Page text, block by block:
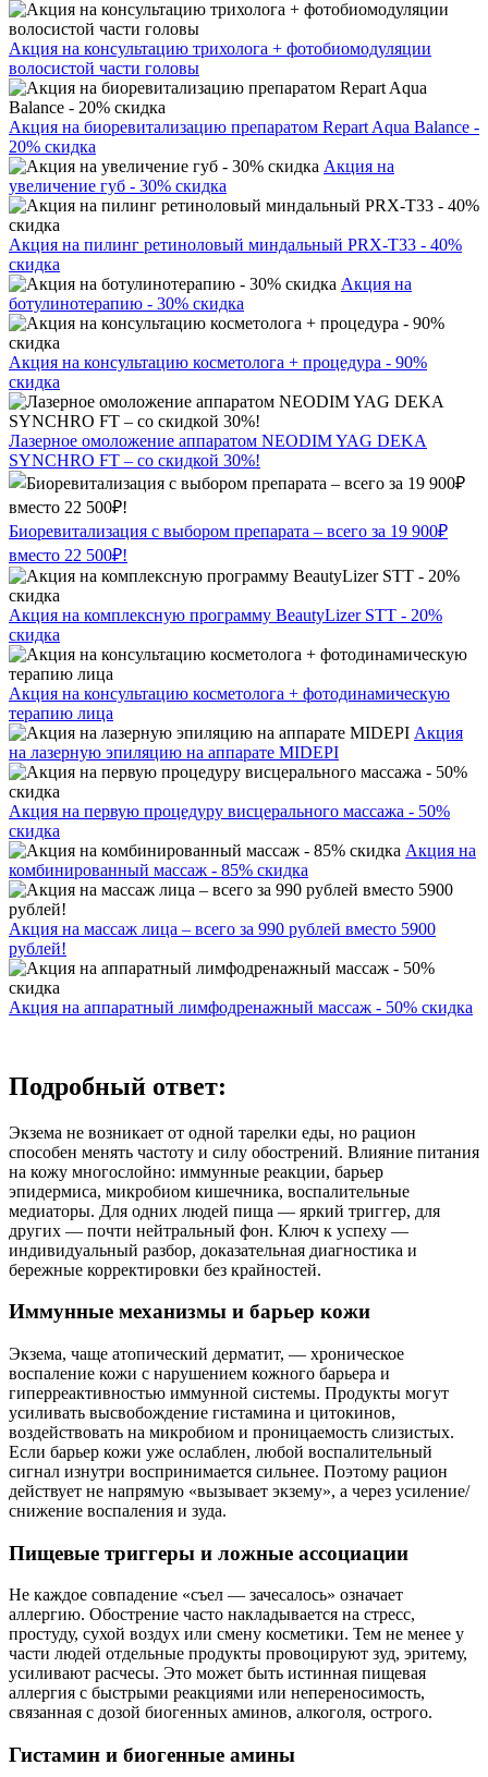
Акция на консультацию трихолога + фотобиомодуляции
волосистой части головы
Акция на биоревитализацию препаратом Repart Aqua Balance -
20% скидка
Акция на
увеличение губ - 30% скидка
Акция на пилинг ретиноловый миндальный PRX-T33 - 40%
скидка
Акция на
ботулинотерапию - 30% скидка
Акция на консультацию косметолога + процедура - 90%
скидка
Лазерное омоложение аппаратом NEODIM YAG DEKA
SYNCHRO FT – со скидкой 30%!
Биоревитализация с выбором препарата – всего за 19 900₽
вместо 22 500₽!
Акция на комплексную программу BeautyLizer STT - 20%
скидка
Акция на консультацию косметолога + фотодинамическую
терапию лица
Акция
на лазерную эпиляцию на аппарате MIDEPI
Акция на первую процедуру висцерального массажа - 50%
скидка
Акция на
комбинированный массаж - 85% скидка
Акция на массаж лица – всего за 990 рублей вместо 5900
рублей!
Акция на аппаратный лимфодренажный массаж - 50% скидка
Подробный ответ:
Экзема не возникает от одной тарелки еды, но рацион
способен менять частоту и силу обострений. Влияние питания
на кожу многослойно: иммунные реакции, барьер
эпидермиса, микробиом кишечника, воспалительные
медиаторы. Для одних людей пища — яркий триггер, для
других — почти нейтральный фон. Ключ к успеху —
индивидуальный разбор, доказательная диагностика и
бережные корректировки без крайностей.
Иммунные механизмы и барьер кожи
Экзема, чаще атопический дерматит, — хроническое
воспаление кожи с нарушением кожного барьера и
гиперреактивностью иммунной системы. Продукты могут
усиливать высвобождение гистамина и цитокинов,
воздействовать на микробиом и проницаемость слизистых.
Если барьер кожи уже ослаблен, любой воспалительный
сигнал изнутри воспринимается сильнее. Поэтому рацион
действует не напрямую «вызывает экзему», а через усиление/
снижение воспаления и зуда.
Пищевые триггеры и ложные ассоциации
Не каждое совпадение «съел — зачесалось» означает
аллергию. Обострение часто накладывается на стресс,
простуду, сухой воздух или смену косметики. Тем не менее у
части людей отдельные продукты провоцируют зуд, эритему,
усиливают расчесы. Это может быть истинная пищевая
аллергия с быстрыми реакциями или непереносимость,
связанная с дозой биогенных аминов, алкоголя, острого.
Гистамин и биогенные амины